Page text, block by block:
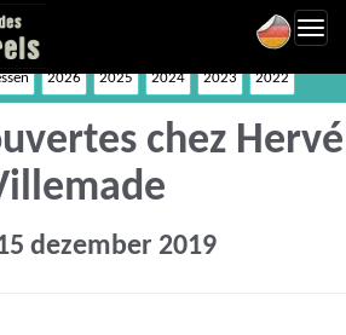
2026 2025 2024 2023 2022
chez Hervé
dezember 2019